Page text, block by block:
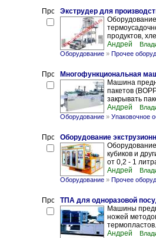
Экструдер для
продуктов,
Андрей
Оборудование » Прочее
Многофункциональная
Машина
пакетов
закрывать
Андрей
Оборудование » Упаковочное
Оборудование
кубиков и
от 0,2 - 1
Андрей
Оборудование » Прочее
ТПА для одноразовой
Машины
ножей
Андрей